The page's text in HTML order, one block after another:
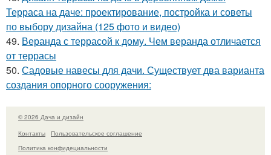
Терраса на даче: проектирование, постройка и советы
по выбору дизайна (125 фото и видео)
49. Веранда с террасой к дому. Чем веранда отличается
от террасы
50. Садовые навесы для дачи. Существует два варианта
создания опорного сооружения:
© 2026 Дача и дизайн
Контакты
Пользовательское соглашение
Политика конфидециальности